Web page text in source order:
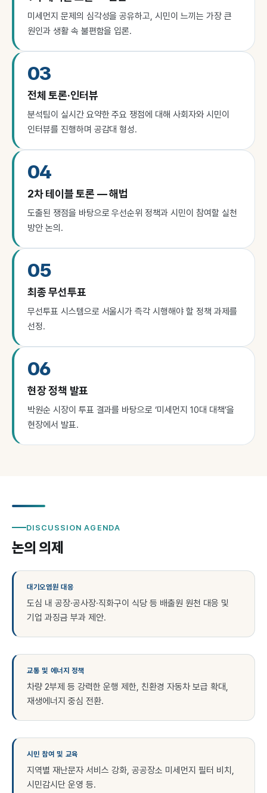
미세먼지 문제의 심각성을 공유하고, 시민이 느끼는 가장 큰
원인과 생활 속 불편함을 입론.
03
전체 토론·인터뷰
분석팀이 실시간 요약한 주요 쟁점에 대해 사회자와 시민이
인터뷰를 진행하며 공감대 형성.
04
2차 테이블 토론 — 해법
도출된 쟁점을 바탕으로 우선순위 정책과 시민이 참여할 실천
방안 논의.
05
최종 무선투표
무선투표 시스템으로 서울시가 즉각 시행해야 할 정책 과제를
선정.
06
현장 정책 발표
박원순 시장이 투표 결과를 바탕으로 ‘미세먼지 10대 대책’을
현장에서 발표.
DISCUSSION AGENDA
논의 의제
대기오염원 대응
도심 내 공장·공사장·직화구이 식당 등 배출원 원천 대응 및
기업 과징금 부과 제안.
교통 및 에너지 정책
차량 2부제 등 강력한 운행 제한, 친환경 자동차 보급 확대,
재생에너지 중심 전환.
시민 참여 및 교육
지역별 재난문자 서비스 강화, 공공장소 미세먼지 필터 비치,
시민감시단 운영 등.